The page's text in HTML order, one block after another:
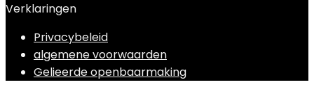
Verklaringen
Privacybeleid
algemene voorwaarden
Gelieerde openbaarmaking